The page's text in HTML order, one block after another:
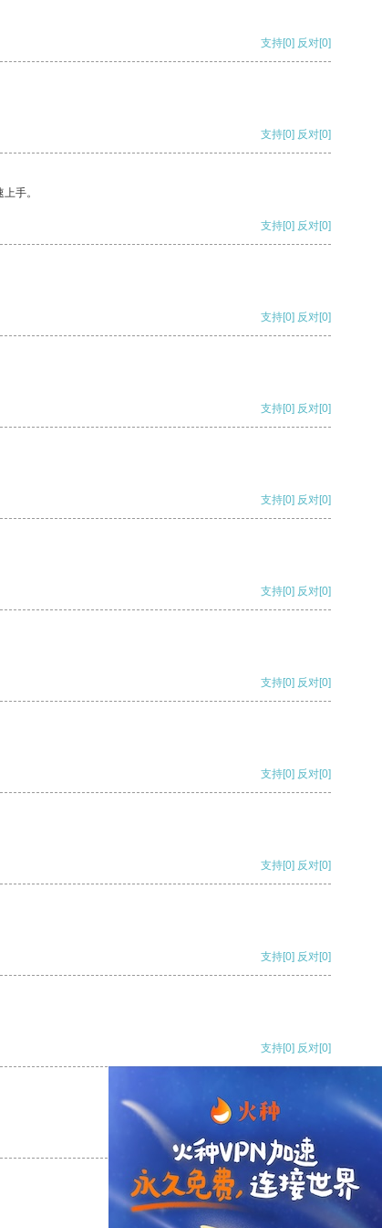
支持[0] 反对[0]
支持[0] 反对[0]
手。
支持[0] 反对[0]
支持[0] 反对[0]
支持[0] 反对[0]
支持[0] 反对[0]
支持[0] 反对[0]
支持[0] 反对[0]
支持[0] 反对[0]
支持[0] 反对[0]
支持[0] 反对[0]
支持[0] 反对[0]
支持 反对